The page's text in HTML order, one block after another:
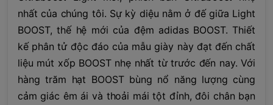
nhất của chúng tôi. Sự kỳ diệu nằm ở đế giữa Light
BOOST, thế hệ mới của đệm adidas BOOST. Thiết
kế phân tử độc đáo của mẫu giày này đạt đến chất
liệu mút xốp BOOST nhẹ nhất từ trước đến nay. Với
hàng trăm hạt BOOST bùng nổ năng lượng cùng
cảm giác êm ái và thoải mái tột đỉnh, đôi chân bạn